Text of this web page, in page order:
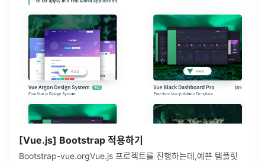
[Vue.js] Bootstrap 적용하기
Bootstrap-vue.orgVue.js 프로젝트를 진행하는데,예쁜 템플릿